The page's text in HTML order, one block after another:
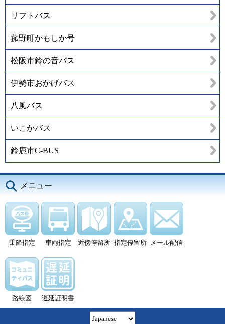
リフトバス
菰野町かもしか号
松阪市鈴の音バス
伊勢市おかげバス
八風バス
いこかバス
鈴鹿市C-BUS
メニュー
乗降指定 車両指定 近傍停留所 指定停留所 メール配信
路線図 遅延証明書